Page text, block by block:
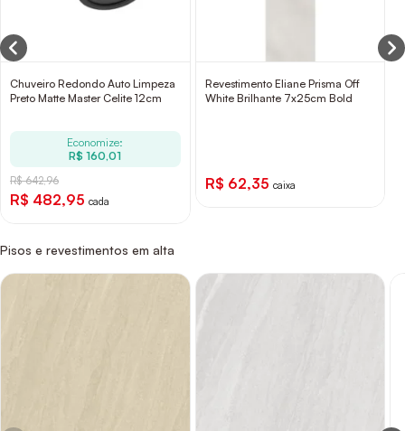
Chuveiro Redondo Auto Limpeza
Preto Matte Master Celite 12cm
Economize:
R$ 160,01
R$ 642,96
R$ 482,95 cada
Revestimento Eliane Prisma Off
White Brilhante 7x25cm Bold
R$ 62,35 caixa
Pisos e revestimentos em alta